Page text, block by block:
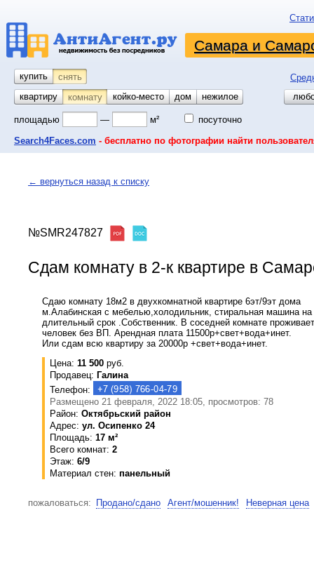
Самара и
купить снять
квартиру
комнату койко-место дом гараж
участок
нежилое
площадью — м² посуточно
Search4Faces.com - бесплатно по фотографии найти
← вернуться назад к списку
№SMR247827
Сдам комнату в 2-к квартире в
Сдаю комнату 18м2 в двухкомнатной квартире 6эт/9эт дома
м.Алабинская с мебелью,холодильник, стиральная машина на
длительный срок .Собственник. В соседней комнате
человек без ВП. Арендная плата 11500р+свет+вода+инет.
Или сдам всю квартиру за 20000р +свет+вода+инет.
Цена: 11 500 руб.
Продавец: Галина
Телефон:
Размещено 21 февраля, 2022 18:05, просмотров: 78
Район: Октябрьский район
Адрес: ул. Осипенко 24
Площадь: 17 м²
Всего комнат: 2
Этаж: 6/9
Материал стен: панельный
пожаловаться: Продано/сдано Агент/мошенник! Неверная цена